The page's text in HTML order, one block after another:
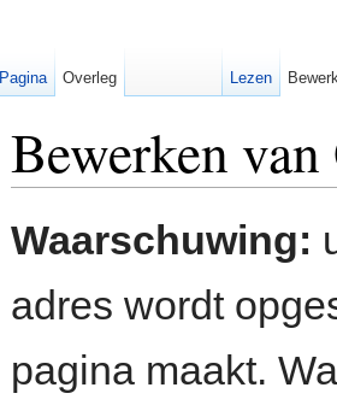
Bewerken
Waarschuwing:
adres wordt
pagina maakt.
Pagina Overleg Lezen